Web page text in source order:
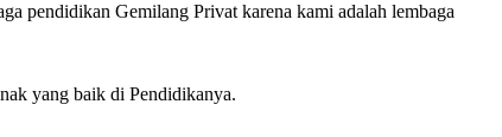
pendidikan Gemilang Privat karena kami adalah lembaga
yang baik di Pendidikanya.